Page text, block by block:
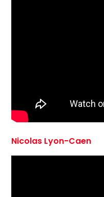
Nicolas Lyon-Caen